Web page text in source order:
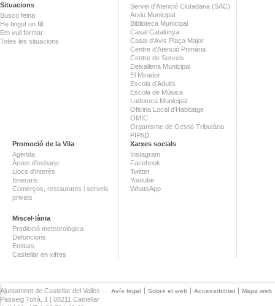
Situacions
Busco feina
He tingut un fill
Em vull formar
Totes les situacions
Servei d'Atenció Ciutadana (SAC)
Arxiu Municipal
Biblioteca Municipal
Casal Catalunya
Casal d'Avis Plaça Major
Centre d'Atenció Primària
Centre de Serveis
Deixalleria Municipal
El Mirador
Escola d'Adults
Escola de Música
Ludoteca Municipal
Oficina Local d'Habitatge
OMIC
Organisme de Gestió Tributària
PIPAD
Promoció de la Vila
Agenda
Àrees d'esbarjo
Llocs d'interès
Itineraris
Comerços, restaurants i serveis
privats
Miscel·lània
Predicció meteorològica
Defuncions
Entitats
Castellar en xifres
Xarxes socials
Instagram
Facebook
Twitter
Youtube
WhatsApp
Avís legal Sobre el web Accessibilitat Mapa web
Ajuntament de Castellar del Vallès ·
Passeig Tolrà, 1 | 08211 Castellar